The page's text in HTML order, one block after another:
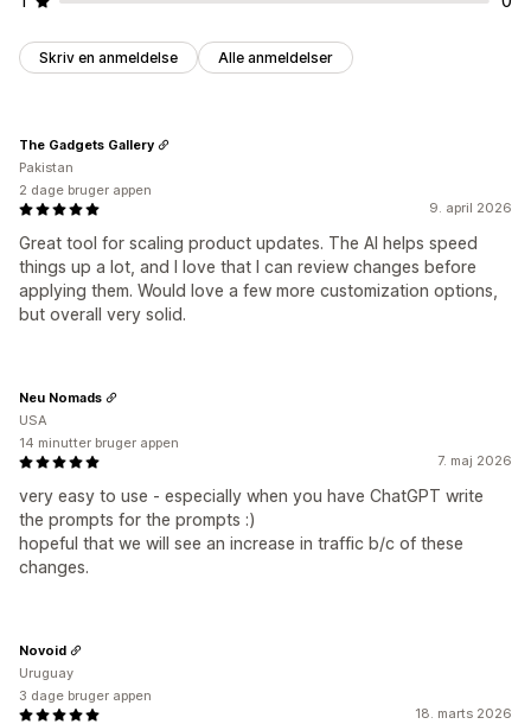
Skriv en anmeldelse Alle anmeldelser
9. april 2026
Great tool for scaling product updates. The AI helps speed
things up a lot, and I love that I can review changes before
applying them. Would love a few more customization options,
but overall very solid.
The Gadgets Gallery
Pakistan
2 dage bruger appen
7. maj 2026
very easy to use - especially when you have ChatGPT write
the prompts for the prompts :)
hopeful that we will see an increase in traffic b/c of these
changes.
Neu Nomads
USA
14 minutter bruger appen
18. marts 2026
Novoid
Uruguay
3 dage bruger appen